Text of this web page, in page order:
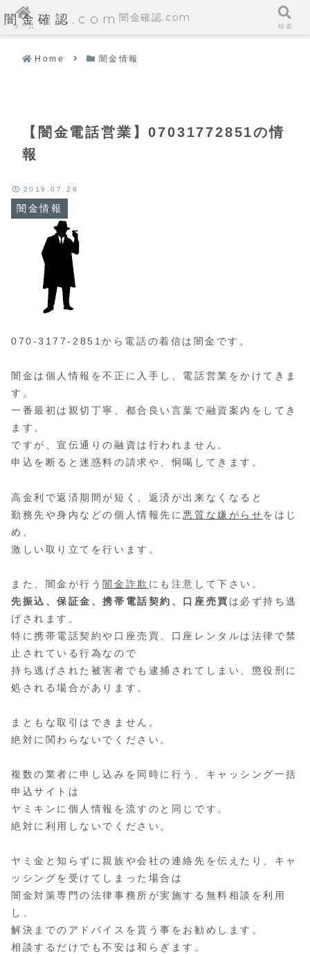
闇金確認.com
Home 闇金情報
【闇金電話営業】07031772851の情
報
闇金情報
2019.07.28
070-3177-2851から電話の着信は闇金です。
闇金は個人情報を不正に入手し、電話営業をかけてきま
す。
一番最初は親切丁寧、都合良い言葉で融資案内をしてき
ます。
ですが、宣伝通りの融資は行われません。
申込を断ると迷惑料の請求や、恫喝してきます。
高金利で返済期間が短く、返済が出来なくなると
勤務先や身内などの個人情報先に 悪質な嫌がらせをはじ
め、
激しい取り立てを行います。
また、闇金が行う 闇金詐欺 にも注意して下さい。
先振込、保証金、携帯電話契約、口座売買 は必ず持ち逃
げされます。
特に携帯電話契約や口座売買、口座レンタルは法律で禁
止されている行為なので
持ち逃げされた被害者でも逮捕されてしまい、懲役刑に
処される場合があります。
まともな取引はできません。
絶対に関わらないでください。
複数の業者に申し込みを同時に行う、キャッシング一括
申込サイトは
ヤミキンに個人情報を流すのと同じです。
絶対に利用しないでください。
ヤミ金と知らずに親族や会社の連絡先を伝えたり、キャ
ッシングを受けてしまった場合は
闇金対策専門の法律事務所が実施する無料相談を利用
し、
解決までのアドバイスを貰う事をお勧めします。
相談するだけでも不安は和らぎます。
ホーム
闇金確認.com
検索